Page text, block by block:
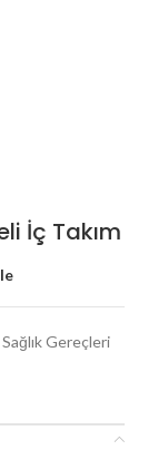
İç Takım
Gereçleri